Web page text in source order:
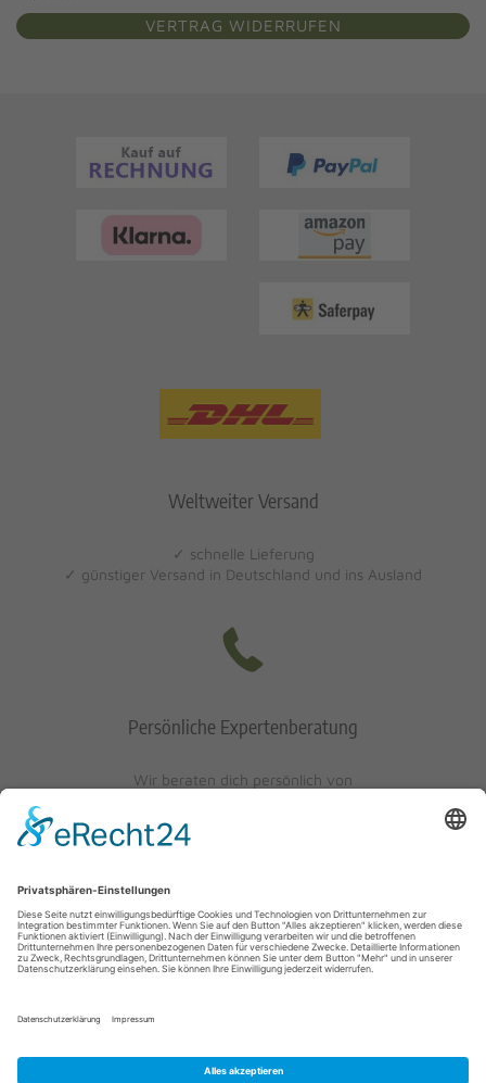
VERTRAG WIDERRUFEN
Weltweiter Versand
✓ schnelle Lieferung
✓ günstiger Versand in Deutschland und ins Ausland
Persönliche Expertenberatung
Wir beraten dich persönlich von
0621/405401-10